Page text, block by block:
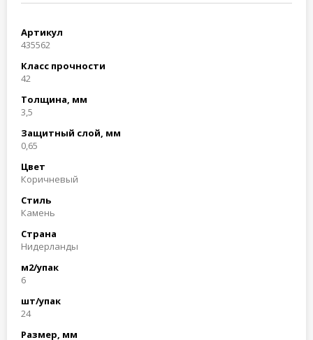
Артикул
435562
Класс прочности
42
Толщина, мм
3,5
Защитный слой, мм
0,65
Цвет
Коричневый
Стиль
Камень
Страна
Нидерланды
м2/упак
6
шт/упак
24
Размер, мм